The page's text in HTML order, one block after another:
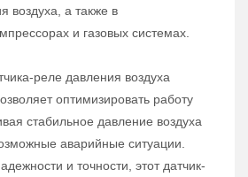
воздуха, а также в
и газовых системах.
реле давления воздуха
оптимизировать работу
стабильное давление воздуха
аварийные ситуации.
и точности, этот датчик-